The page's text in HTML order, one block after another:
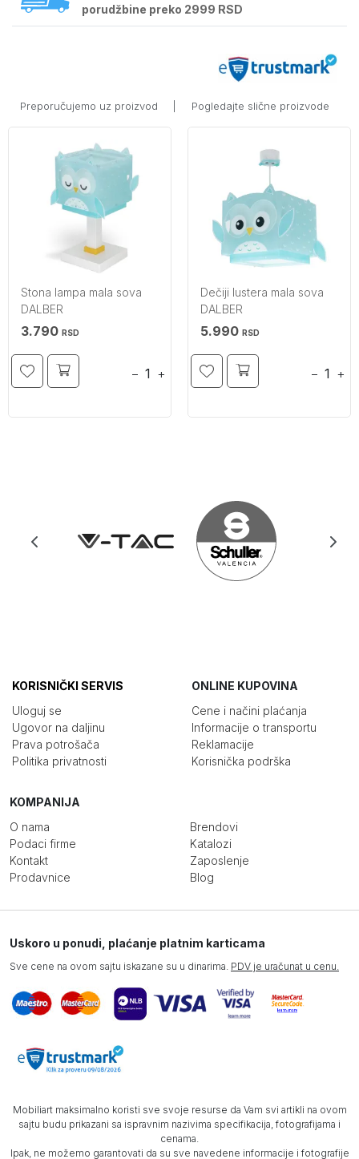
porudžbine preko 2999 RSD
Preporučujemo uz proizvod Pogledajte slične proizvode
Stona lampa mala sova
DALBER
3.790 RSD
− +
Dečiji lustera mala sova
DALBER
5.990 RSD
− +
KORISNIČKI SERVIS
Uloguj se
Ugovor na daljinu
Prava potrošača
Politika privatnosti
ONLINE KUPOVINA
Cene i načini plaćanja
Informacije o transportu
Reklamacije
Korisnička podrška
KOMPANIJA
O nama
Podaci firme
Kontakt
Prodavnice
Brendovi
Katalozi
Zaposlenje
Blog
Uskoro u ponudi, plaćanje platnim karticama
Sve cene na ovom sajtu iskazane su u dinarima. PDV je uračunat u cenu.
Mobiliart maksimalno koristi sve svoje resurse da Vam svi artikli na ovom
sajtu budu prikazani sa ispravnim nazivima specifikacija, fotografijama i
cenama.
Ipak, ne možemo garantovati da su sve navedene informacije i fotografije